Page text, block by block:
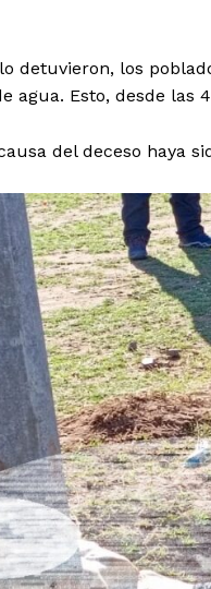
SUSCRIBETE
detuvieron, los
agua. Esto, desde las
del deceso haya